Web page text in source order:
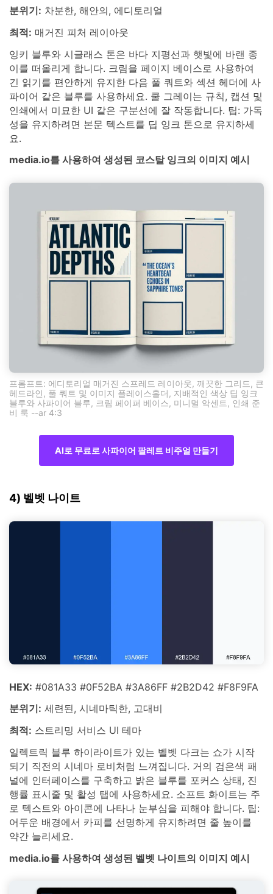
분위기: 차분한, 해안의, 에디토리얼
최적: 매거진 피처 레이아웃
잉키 블루와 시글래스 톤은 바다 지평선과 햇빛에 바랜 종
이를 떠올리게 합니다. 크림을 페이지 베이스로 사용하여
긴 읽기를 편안하게 유지한 다음 풀 쿼트와 섹션 헤더에 사
파이어 같은 블루를 사용하세요. 쿨 그레이는 규칙, 캡션 및
인쇄에서 미묘한 UI 같은 구분선에 잘 작동합니다. 팁: 가독
성을 유지하려면 본문 텍스트를 딥 잉크 톤으로 유지하세
요.
media.io를 사용하여 생성된 코스탈 잉크의 이미지 예시
프롬프트: 에디토리얼 매거진 스프레드 레이아웃, 깨끗한 그리드, 큰
헤드라인, 풀 쿼트 및 이미지 플레이스홀더, 지배적인 색상 딥 잉크
블루와 사파이어 블루, 크림 페이퍼 베이스, 미니멀 악센트, 인쇄 준
비 룩 --ar 4:3
AI로 무료로 사파이어 팔레트 비주얼 만들기
4) 벨벳 나이트
HEX: #081A33 #0F52BA #3A86FF #2B2D42 #F8F9FA
분위기: 세련된, 시네마틱한, 고대비
최적: 스트리밍 서비스 UI 테마
일렉트릭 블루 하이라이트가 있는 벨벳 다크는 쇼가 시작
되기 직전의 시네마 로비처럼 느껴집니다. 거의 검은색 패
널에 인터페이스를 구축하고 밝은 블루를 포커스 상태, 진
행률 표시줄 및 활성 탭에 사용하세요. 소프트 화이트는 주
로 텍스트와 아이콘에 나타나 눈부심을 피해야 합니다. 팁:
어두운 배경에서 카피를 선명하게 유지하려면 줄 높이를
약간 늘리세요.
media.io를 사용하여 생성된 벨벳 나이트의 이미지 예시